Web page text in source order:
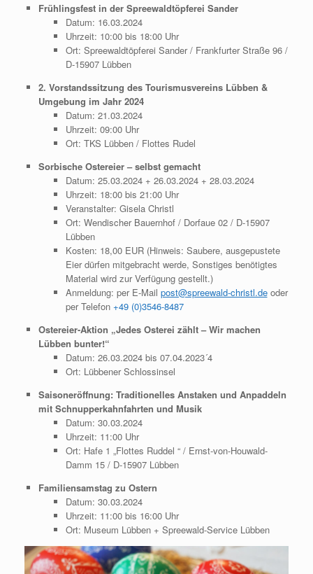
Frühlingsfest in der Spreewaldtöpferei Sander
Datum: 16.03.2024
Uhrzeit: 10:00 bis 18:00 Uhr
Ort: Spreewaldtöpferei Sander / Frankfurter Straße 96 /
D-15907 Lübben
2. Vorstandssitzung des Tourismusvereins Lübben &
Umgebung im Jahr 2024
Datum: 21.03.2024
Uhrzeit: 09:00 Uhr
Ort: TKS Lübben / Flottes Rudel
Sorbische Ostereier – selbst gemacht
Datum: 25.03.2024 + 26.03.2024 + 28.03.2024
Uhrzeit: 18:00 bis 21:00 Uhr
Veranstalter: Gisela Christl
Ort: Wendischer Bauernhof / Dorfaue 02 / D-15907
Lübben
Kosten: 18,00 EUR (Hinweis: Saubere, ausgepustete
Eier dürfen mitgebracht werde, Sonstiges benötigtes
Material wird zur Verfügung gestellt.)
Anmeldung: per E-Mail post@spreewald-christl.deoder
per Telefon +49 (0)3546-8487
Ostereier-Aktion „Jedes Osterei zählt – Wir machen
Lübben bunter!“
Datum: 26.03.2024 bis 07.04.2023´4
Ort: Lübbener Schlossinsel
Saisoneröffnung: Traditionelles Anstaken und Anpaddeln
mit Schnupperkahnfahrten und Musik
Datum: 30.03.2024
Uhrzeit: 11:00 Uhr
Ort: Hafe 1 „Flottes Ruddel “ / Ernst-von-Houwald-
Damm 15 / D-15907 Lübben
Familiensamstag zu Ostern
Datum: 30.03.2024
Uhrzeit: 11:00 bis 16:00 Uhr
Ort: Museum Lübben + Spreewald-Service Lübben